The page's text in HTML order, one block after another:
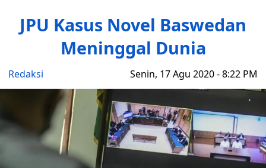
JPU Kasus Novel Baswedan
Meninggal Dunia
Redaksi Senin, 17 Agu 2020 - 8:22 PM